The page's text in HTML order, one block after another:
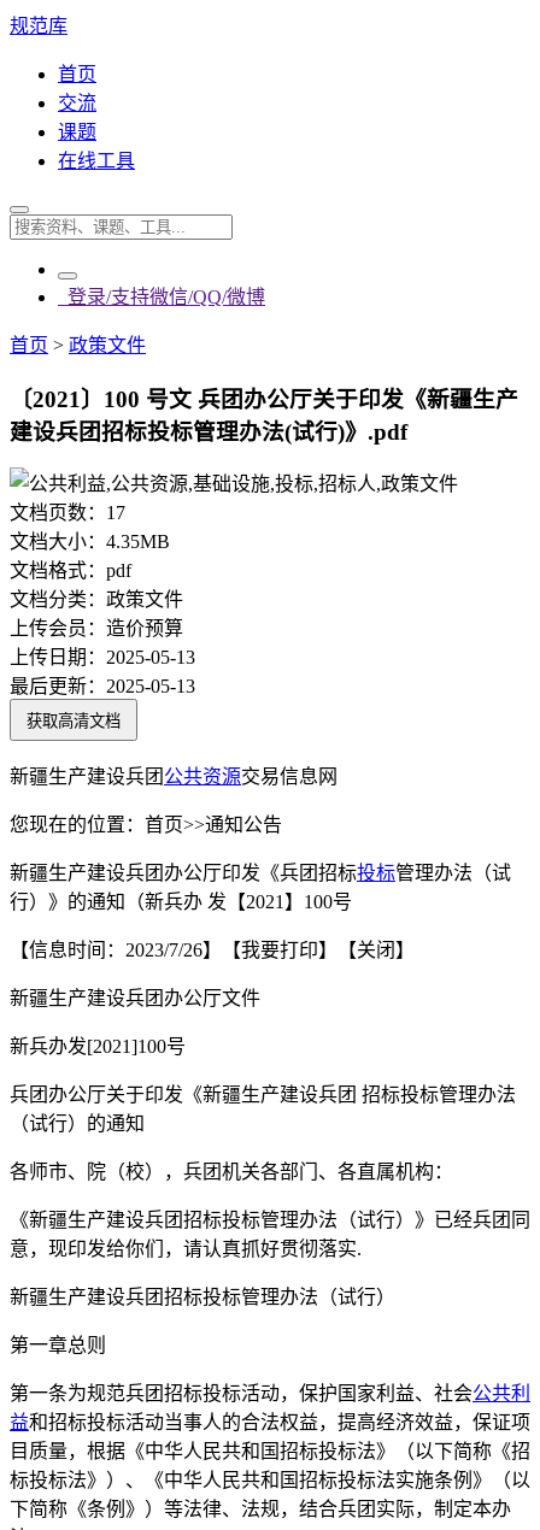
规范库
首页
交流
课题
在线工具
登录/支持微信/QQ/微博
首页 > 政策文件
〔2021〕100 号文 兵团办公厅关于印发《新疆生产
建设兵团招标投标管理办法(试行)》.pdf
文档页数： 17
文档大小： 4.35MB
文档格式： pdf
文档分类： 政策文件
上传会员： 造价预算
上传日期： 2025-05-13
最后更新： 2025-05-13
获取高清文档
新疆生产建设兵团 公共资源交易信息网
您现在的位置：首页>>通知公告
新疆生产建设兵团办公厅印发《兵团招标投标管理办法（试
行）》的通知（新兵办 发【2021】100号
【信息时间：2023/7/26】【我要打印】【关闭】
新疆生产建设兵团办公厅文件
新兵办发[2021]100号
兵团办公厅关于印发《新疆生产建设兵团 招标投标管理办法
（试行）的通知
各师市、院（校），兵团机关各部门、各直属机构：
《新疆生产建设兵团招标投标管理办法（试行）》已经兵团同
意，现印发给你们，请认真抓好贯彻落实.
新疆生产建设兵团招标投标管理办法（试行）
第一章总则
第一条为规范兵团招标投标活动，保护国家利益、社会公共利
益和招标投标活动当事人的合法权益，提高经济效益，保证项
目质量，根据《中华人民共和国招标投标法》（以下简称《招
标投标法》）、《中华人民共和国招标投标法实施条例》（以
下简称《条例》）等法律、法规，结合兵团实际，制定本办